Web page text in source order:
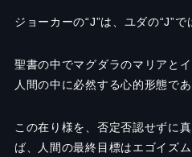
ジョーカーの“J”は、ユダの“J”で
聖書の中でマグダラのマリアと
人間の中に必然する心的形態であ
この在り様を、否定否認せずに
ば、人間の最終目標はエゴイズ